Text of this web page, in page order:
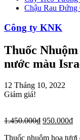
Chậu Rau Đứng
Công ty KNK
Thuốc
nước màu
12 Tháng 10, 2022
Giảm giá!
1.450.000₫ 950.000₫
Thuốc nhuộm hoa tươi